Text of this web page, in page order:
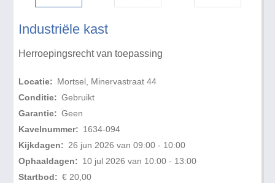
Industriële kast
Herroepingsrecht van toepassing
Locatie: Mortsel, Minervastraat 44
Conditie: Gebruikt
Garantie: Geen
Kavelnummer: 1634-094
Kijkdagen: 26 jun 2026 van 09:00 - 10:00
Ophaaldagen: 10 jul 2026 van 10:00 - 13:00
Startbod: € 20,00